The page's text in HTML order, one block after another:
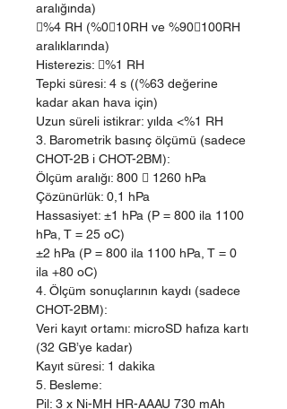
aralığında)
%4 RH (%010RH ve %90100RH
aralıklarında)
Histerezis: %1 RH
Tepki süresi: 4 s ((%63 değerine
kadar akan hava için)
Uzun süreli istikrar: yılda <%1 RH
3. Barometrik basınç ölçümü (sadece
CHOT-2B i CHOT-2BM):
Ölçüm aralığı: 800  1260 hPa
Çözünürlük: 0,1 hPa
Hassasiyet: ±1 hPa (P = 800 ila 1100
hPa, T = 25 oC)
±2 hPa (P = 800 ila 1100 hPa, T = 0
ila +80 oC)
4. Ölçüm sonuçlarının kaydı (sadece
CHOT-2BM):
Veri kayıt ortamı: microSD hafıza kartı
(32 GB’ye kadar)
Kayıt süresi: 1 dakika
5. Besleme:
Pil: 3 x Ni-MH HR-AAAU 730 mAh